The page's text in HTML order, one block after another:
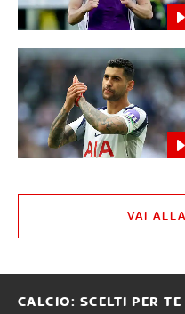
VAI
CALCIO: SCELTI PER TE